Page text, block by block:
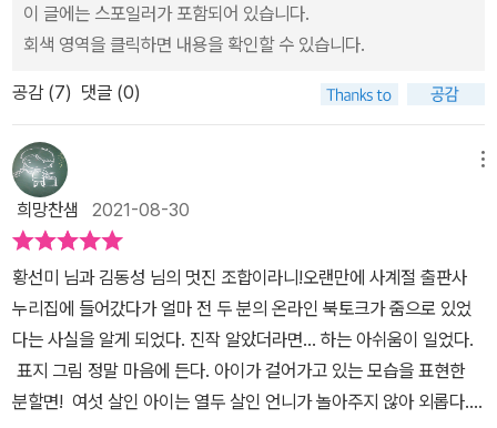
이 글에는 스포일러가 포함되어 있습니다.
회색 영역을 클릭하면 내용을 확인할 수 있습니다.
공감 (7) 댓글 (0)
희망찬샘 2021-08-30
황선미 님과 김동성 님의 멋진 조합이라니!오랜만에 사계절 출판사
누리집에 들어갔다가 얼마 전 두 분의 온라인 북토크가 줌으로 있었
다는 사실을 알게 되었다. 진작 알았더라면... 하는 아쉬움이 일었다.
표지 그림 정말 마음에 든다. 아이가 걸어가고 있는 모습을 표현한
분할면! 여섯 살인 아이는 열두 살인 언니가 놀아주지 않아 외롭다.